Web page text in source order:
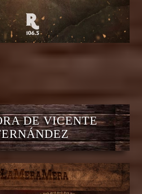
DE VICENTE